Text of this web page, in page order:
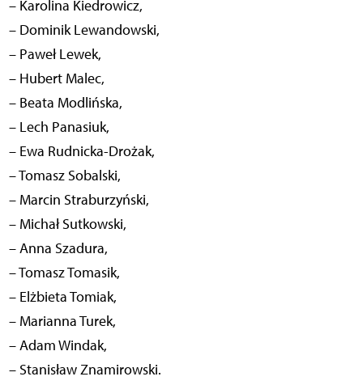
– Karolina Kiedrowicz,
– Dominik Lewandowski,
– Paweł Lewek,
– Hubert Malec,
– Beata Modlińska,
– Lech Panasiuk,
– Ewa Rudnicka-Drożak,
– Tomasz Sobalski,
– Marcin Straburzyński,
– Michał Sutkowski,
– Anna Szadura,
– Tomasz Tomasik,
– Elżbieta Tomiak,
– Marianna Turek,
– Adam Windak,
– Stanisław Znamirowski.